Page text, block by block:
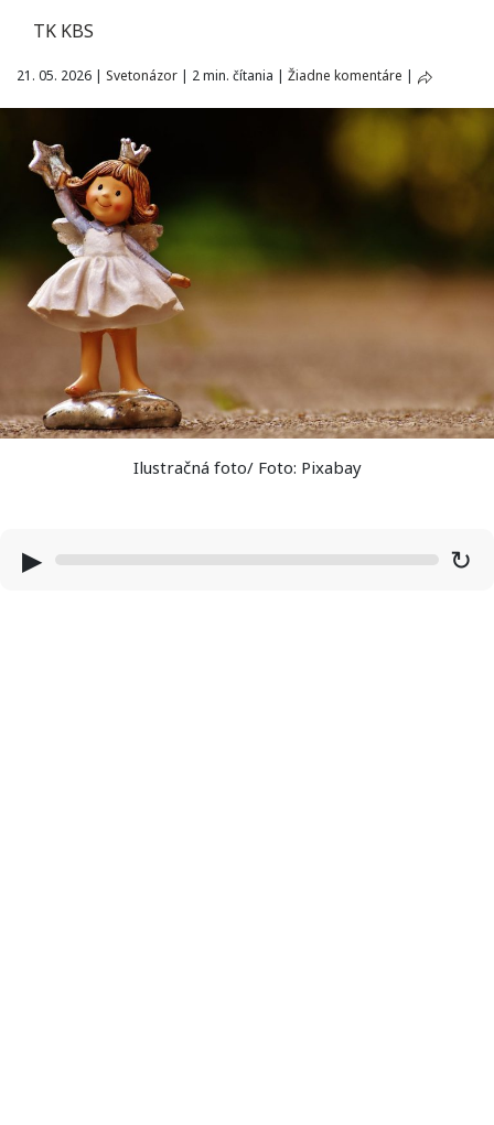
TK KBS
21. 05. 2026 | Svetonázor | 2 min. čítania | Žiadne komentáre |
Ilustračná foto/ Foto: Pixabay
▶ ↻